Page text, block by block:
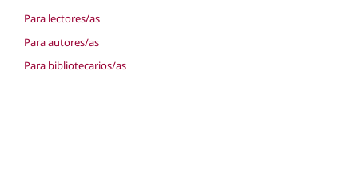
Para lectores/as
Para autores/as
Para bibliotecarios/as